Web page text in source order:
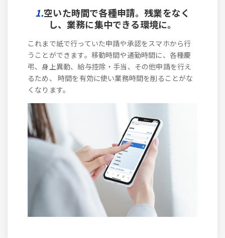
1.空いた時間で各種申請。残業をなく
し、業務に集中できる環境に。
これまで紙で行っていた申請や承認をスマホから行
うことができます。移動時間や通勤時間に、各種慶
弔、身上異動、給与控除・手当、その他申請を行え
るため、 時間を有効に使い業務時間を削ることがな
くなります。